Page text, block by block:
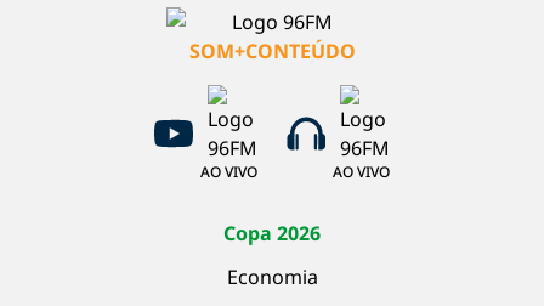
SOM+CONTEÚDO
AO VIVO AO VIVO
Copa 2026
Economia